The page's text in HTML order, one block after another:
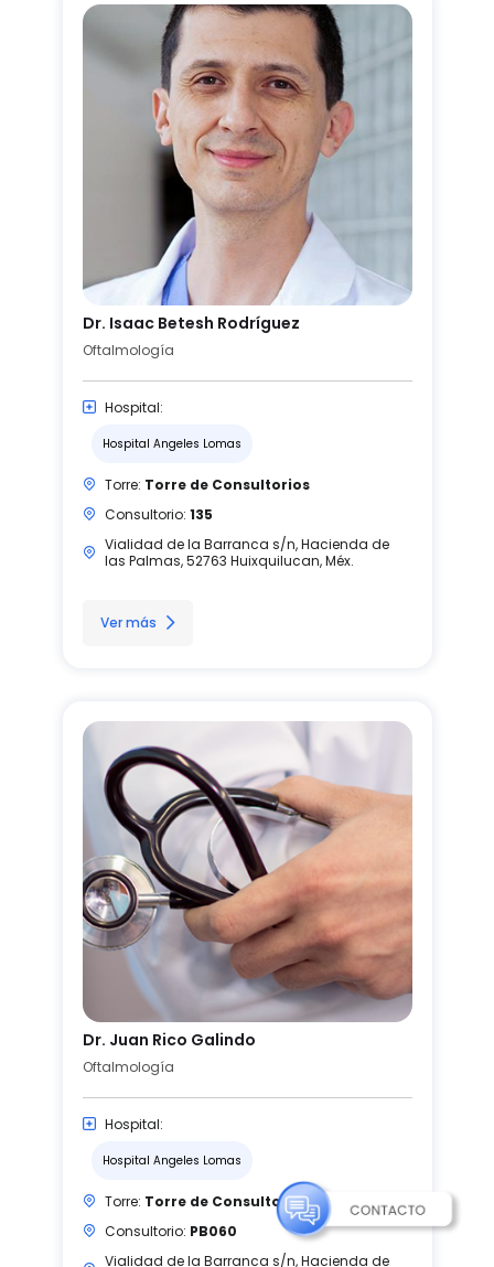
Dr. Isaac Betesh Rodríguez
Oftalmología
Hospital:
Hospital Angeles Lomas
Torre: Torre de Consultorios
Consultorio: 135
Vialidad de la Barranca s/n, Hacienda de
las Palmas, 52763 Huixquilucan, Méx.
Ver más
Dr. Juan Rico Galindo
Oftalmología
Hospital:
Hospital Angeles Lomas
Torre: Torre de Consultorios
Consultorio: PB060
Vialidad de la Barranca s/n, Hacienda de